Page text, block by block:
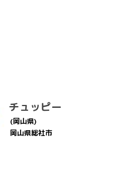
チュッピー
(岡山県)
岡山県総社市